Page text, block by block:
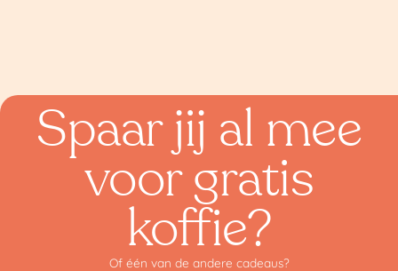
Spaar jij al mee
voor gratis
koffie?
Of één van de andere cadeaus?